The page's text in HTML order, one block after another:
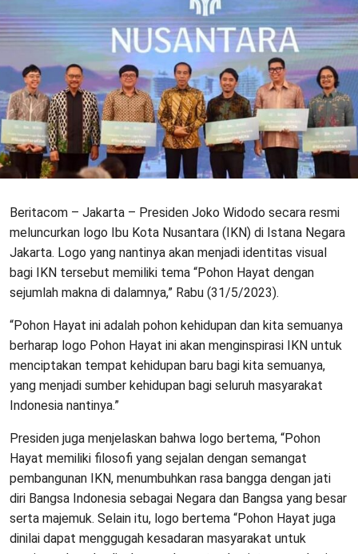
Beritacom – Jakarta – Presiden Joko Widodo secara resmi
meluncurkan logo Ibu Kota Nusantara (IKN) di Istana Negara
Jakarta. Logo yang nantinya akan menjadi identitas visual
bagi IKN tersebut memiliki tema “Pohon Hayat dengan
sejumlah makna di dalamnya,” Rabu (31/5/2023).
“Pohon Hayat ini adalah pohon kehidupan dan kita semuanya
berharap logo Pohon Hayat ini akan menginspirasi IKN untuk
menciptakan tempat kehidupan baru bagi kita semuanya,
yang menjadi sumber kehidupan bagi seluruh masyarakat
Indonesia nantinya.”
Presiden juga menjelaskan bahwa logo bertema, “Pohon
Hayat memiliki filosofi yang sejalan dengan semangat
pembangunan IKN, menumbuhkan rasa bangga dengan jati
diri Bangsa Indonesia sebagai Negara dan Bangsa yang besar
serta majemuk. Selain itu, logo bertema “Pohon Hayat juga
dinilai dapat menggugah kesadaran masyarakat untuk